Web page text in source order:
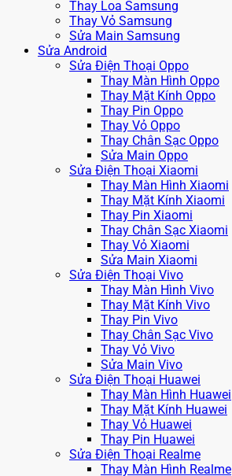
Thay Loa Samsung
Thay Vỏ Samsung
Sửa Main Samsung
Sửa Android
Sửa Điện Thoại Oppo
Thay Màn Hình Oppo
Thay Mặt Kính Oppo
Thay Pin Oppo
Thay Vỏ Oppo
Thay Chân Sạc Oppo
Sửa Main Oppo
Sửa Điện Thoại Xiaomi
Thay Màn Hình Xiaomi
Thay Mặt Kính Xiaomi
Thay Pin Xiaomi
Thay Chân Sạc Xiaomi
Thay Vỏ Xiaomi
Sửa Main Xiaomi
Sửa Điện Thoại Vivo
Thay Màn Hình Vivo
Thay Mặt Kính Vivo
Thay Pin Vivo
Thay Chân Sạc Vivo
Thay Vỏ Vivo
Sửa Main Vivo
Sửa Điện Thoại Huawei
Thay Màn Hình Huawei
Thay Mặt Kính Huawei
Thay Vỏ Huawei
Thay Pin Huawei
Sửa Điện Thoại Realme
Thay Màn Hình Realme